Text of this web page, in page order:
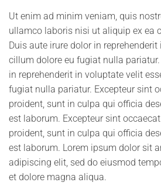
Ut enim ad minim veniam, quis
ullamco laboris nisi ut aliquip ex ea
Duis aute irure dolor in
cillum dolore eu fugiat nulla
in reprehenderit in voluptate velit
fugiat nulla pariatur. Excepteur sint
proident, sunt in culpa qui officia
est laborum. Excepteur sint
proident, sunt in culpa qui officia
est laborum. Lorem ipsum dolor sit
adipiscing elit, sed do eiusmod
et dolore magna aliqua.